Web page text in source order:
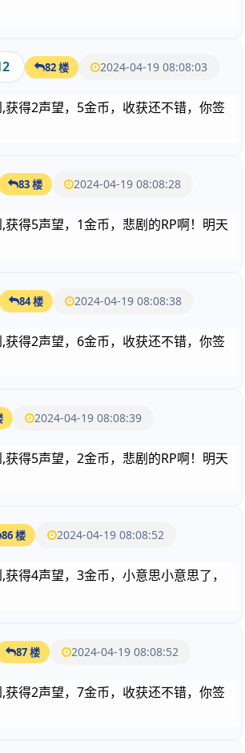
82 楼 2024-04-19 08:08:03
获得2声望，5金币，收获还不错，你签
83 楼 2024-04-19 08:08:28
得5声望，1金币，悲剧的RP啊！明天
84 楼 2024-04-19 08:08:38
获得2声望，6金币，收获还不错，你签
2024-04-19 08:08:39
得5声望，2金币，悲剧的RP啊！明天
86 楼 2024-04-19 08:08:52
得4声望，3金币，小意思小意思了，
87 楼 2024-04-19 08:08:52
获得2声望，7金币，收获还不错，你签